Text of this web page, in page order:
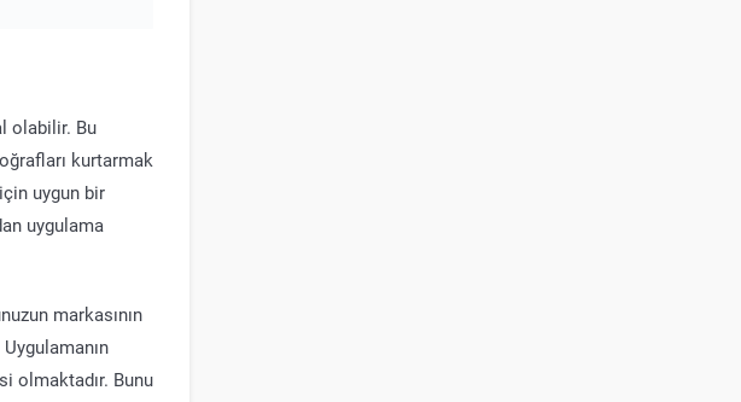
olabilir. Bu
kurtarmak
uygun bir
uygulama
markasının
olmaktadır. Bunu